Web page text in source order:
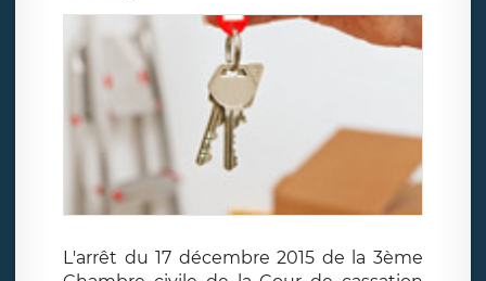
L'arrêt du 17 décembre 2015 de la 3ème